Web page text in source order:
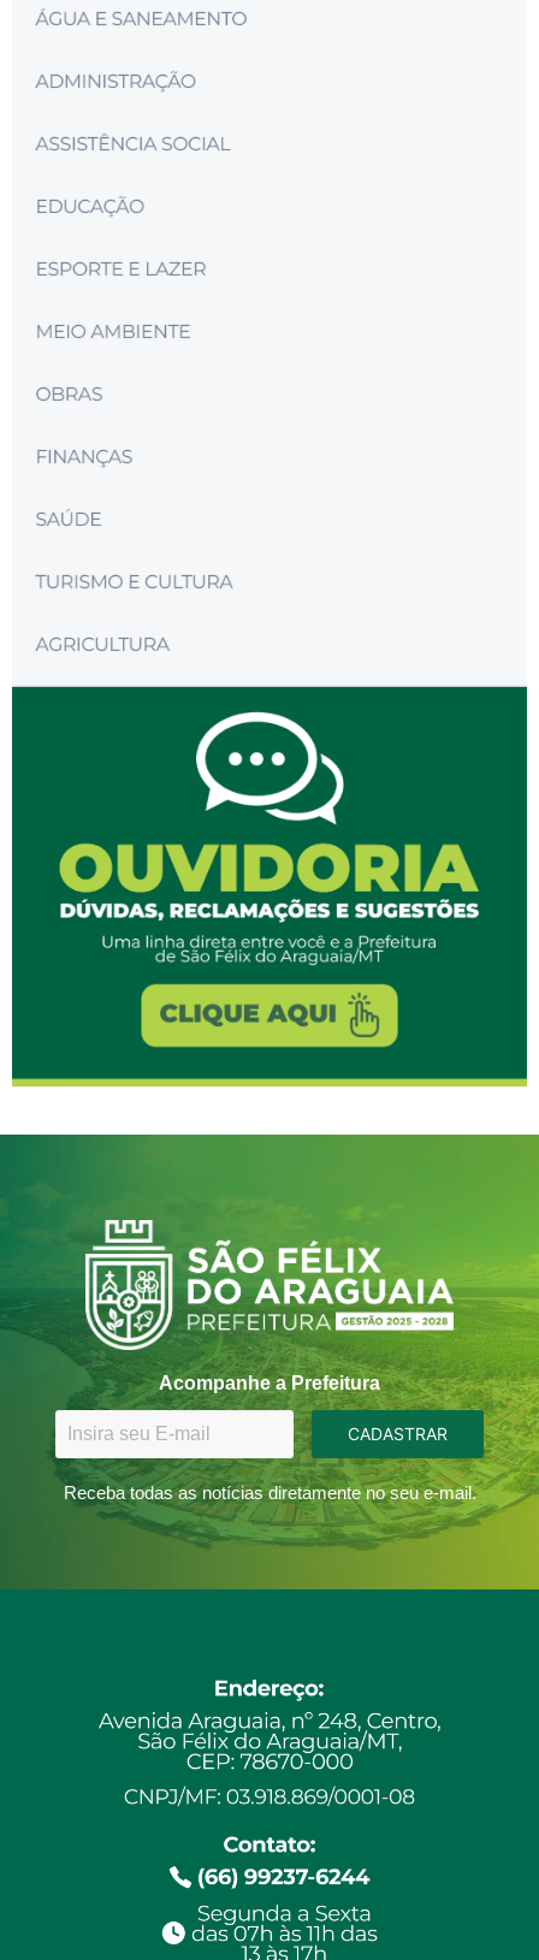
Acompanhe a Prefeitura
CADASTRAR
Receba todas as notícias diretamente no seu e-mail.